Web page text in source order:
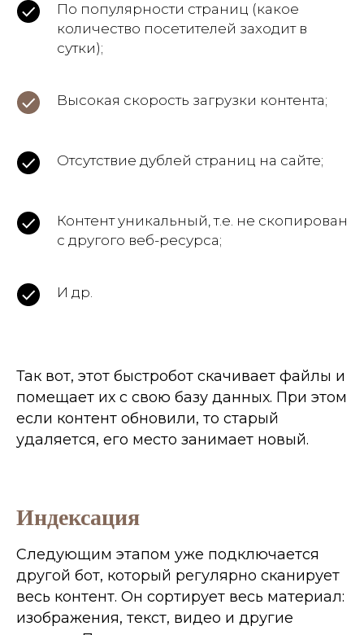
Массово найдем все
проблемы своего
Исправишь
найденные ошибки
своими руками
которые позволят
исправить весь сайт
буквально за пару дней.
Этап № 3
Решение проблем
По популярности страниц (какое
количество посетителей заходит в
сутки);
Высокая скорость загрузки контента;
Отсутствие дублей страниц на сайте;
Контент уникальный, т.е. не скопирован
с другого веб-ресурса;
И др.
Так вот, этот быстробот скачивает файлы и
помещает их с свою базу данных. При этом
если контент обновили, то старый
удаляется, его место занимает новый.
Индексация
Следующим этапом уже подключается
другой бот, который регулярно сканирует
весь контент. Он сортирует весь материал:
изображения, текст, видео и другие